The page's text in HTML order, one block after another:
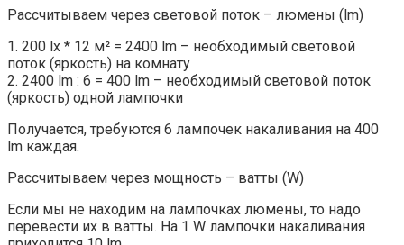
Рассчитываем через световой поток – люмены (lm)
1. 200 lx * 12 м² = 2400 lm – необходимый световой
поток (яркость) на комнату
2. 2400 lm : 6 = 400 lm – необходимый световой поток
(яркость) одной лампочки
Получается, требуются 6 лампочек накаливания на 400
lm каждая.
Рассчитываем через мощность – ватты (W)
Если мы не находим на лампочках люмены, то надо
перевести их в ватты. На 1 W лампочки накаливания